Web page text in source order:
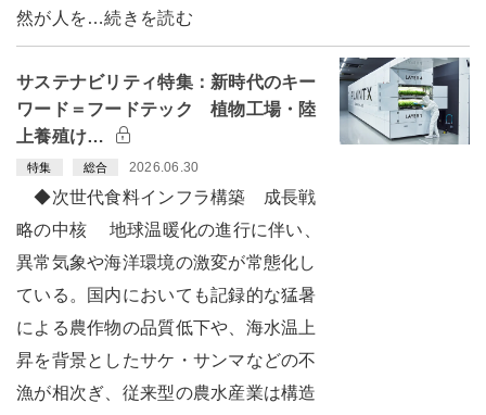
然が人を…続きを読む
サステナビリティ特集：新時代のキー
ワード＝フードテック 植物工場・陸
上養殖け…
特集 総合 2026.06.30
◆次世代食料インフラ構築 成長戦
略の中核 地球温暖化の進行に伴い、
異常気象や海洋環境の激変が常態化し
ている。国内においても記録的な猛暑
による農作物の品質低下や、海水温上
昇を背景としたサケ・サンマなどの不
漁が相次ぎ、従来型の農水産業は構造